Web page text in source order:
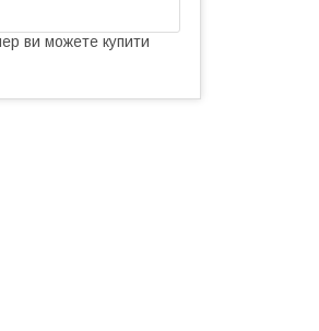
ви можете купити